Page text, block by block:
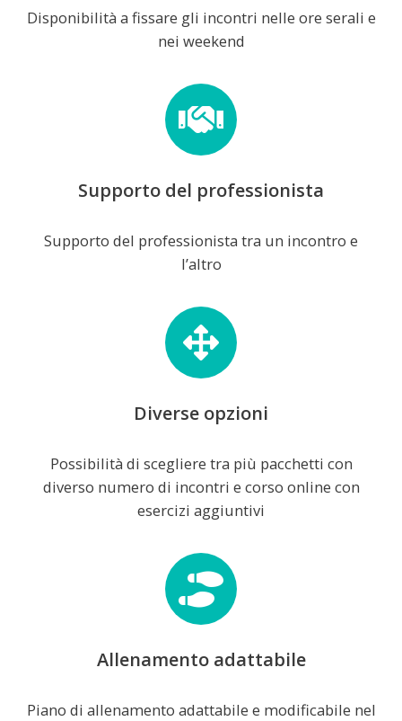
Disponibilità a fissare gli incontri nelle ore serali e
nei weekend
Supporto del professionista
Supporto del professionista tra un incontro e
l’altro
Diverse opzioni
Possibilità di scegliere tra più pacchetti con
diverso numero di incontri e corso online con
esercizi aggiuntivi
Allenamento adattabile
Piano di allenamento adattabile e modificabile nel